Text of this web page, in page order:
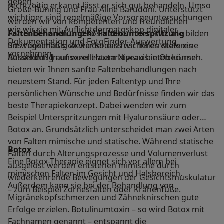
rechtzeitig erkannt lässt er sich gut behandeln. Umso
wichtiger sind regelmäßige Vorsorgeuntersuchungen
wie wir sie mit Auflichtdermatoskop digitaler
Dokumentation und FotoFinder-Auswertung
vornehmen.
Große-Büning und Frau Aline Barudoni. Unterstützt
werden wir von kompetenten und freundlichen
Arzthelferinnen und Kosmetikerinnen. Wir alle bilden
uns regelmäßig weiter sodass wir Ihnen stets eine
Behandlung auf exzellentem Niveau bieten können.
Faltenbehandlungen/ Faltenunterspritzung
Sie wünschen sich wieder ein frischeres vitaleres
Aussehen? In unserer Hautarztpraxis in Oberursel
bieten wir Ihnen sanfte Faltenbehandlungen nach
neuestem Stand. Für jeden Faltentyp und Ihre
persönlichen Wünsche und Bedürfnisse finden wir das
beste Therapiekonzept. Dabei wenden wir zum
Beispiel Unterspritzungen mit Hyaluronsäure oder
Botox an. Grundsätzlich unterscheidet man zwei Arten
von Falten mimische und statische. Während statische
Falten durch Alterungsprozesse und Volumenverlust
ausgelöst werden entstehen mimische durch
wiederkehrende Bewegungen der Gesichtsmuskulatur
– zum Beispiel Zornesfalten oder Krähenfüße.
Botox
Eine Botox-Therapie eignet sich vor allem bei
mimischen Falten im Gesicht und Halsbereich.
Außerdem kann sie bei der Behandlung von
Migränekopfschmerzen und Zähneknirschen gute
Erfolge erzielen. Botulinumtoxin – so wird Botox mit
Fachnamen genannt – entspannt die